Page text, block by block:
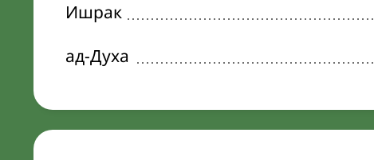
Ишрак
ад-Духа